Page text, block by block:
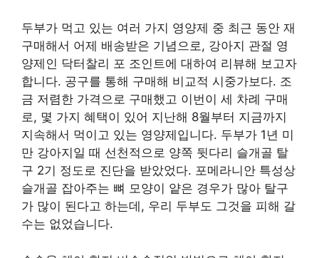
두부가 먹고 있는 여러 가지 영양제 중 최근 동안 재
구매해서 어제 배송받은 기념으로, 강아지 관절 영
양제인 닥터찰리 포 조인트에 대하여 리뷰해 보고자
합니다. 공구를 통해 구매해 비교적 시중가보다. 조
금 저렴한 가격으로 구매했고 이번이 세 차례 구매
로, 몇 가지 혜택이 있어 지난해 8월부터 지금까지
지속해서 먹이고 있는 영양제입니다. 두부가 1년 미
만 강아지일 때 선천적으로 양쪽 뒷다리 슬개골 탈
구 2기 정도로 진단을 받았었다. 포메라니안 특성상
슬개골 잡아주는 뼈 모양이 얕은 경우가 많아 탈구
가 많이 된다고 하는데, 우리 두부도 그것을 피해 갈
수는 없었습니다.